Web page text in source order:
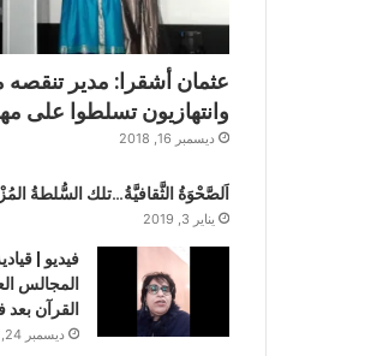
عثمان أشقرا: مدير
وانتهازيون تسلطوا على
ديسمبر 16, 2018
اَلصَّحْوَةُ الثَّقافيَّةُ…تلك السُّلطةُ
يناير 3, 2019
فيديو |
المجالس
القرآن
ديسمبر 24, 2018